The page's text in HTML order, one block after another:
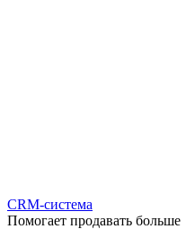
CRM-система
Помогает продавать больше